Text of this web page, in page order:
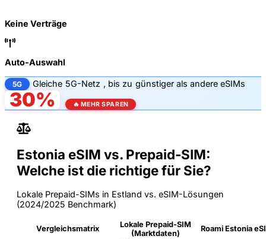
Keine Verträge
Auto-Auswahl
5G Gleiche 5G-Netz , bis zu günstiger als andere eSIMs
30% 🔥 MEHR SPAREN
Estonia eSIM vs. Prepaid-SIM:
Welche ist die richtige für Sie?
Lokale Prepaid-SIMs in Estland vs. eSIM-Lösungen
(2024/2025 Benchmark)
Vergleichsmatrix
Lokale Prepaid-SIM
(Marktdaten)
Roami Estonia